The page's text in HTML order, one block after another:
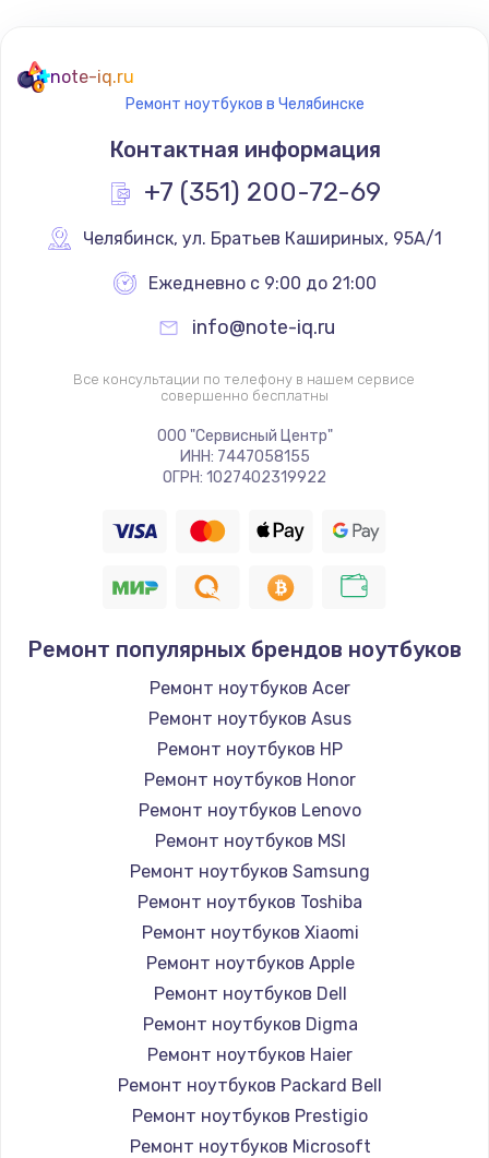
note-iq.ru
Ремонт ноутбуков в Челябинске
Контактная информация
+7 (351) 200-72-69
Челябинск, ул. Братьев Кашириных, 95А/1
Ежедневно с 9:00 до 21:00
info@note-iq.ru
Все консультации по телефону в нашем сервисе
совершенно бесплатны
ООО "Сервисный Центр"
ИНН: 7447058155
ОГРН: 1027402319922
Ремонт популярных брендов ноутбуков
Ремонт ноутбуков Acer
Ремонт ноутбуков Asus
Ремонт ноутбуков HP
Ремонт ноутбуков Honor
Ремонт ноутбуков Lenovo
Ремонт ноутбуков MSI
Ремонт ноутбуков Samsung
Ремонт ноутбуков Toshiba
Ремонт ноутбуков Xiaomi
Ремонт ноутбуков Apple
Ремонт ноутбуков Dell
Ремонт ноутбуков Digma
Ремонт ноутбуков Haier
Ремонт ноутбуков Packard Bell
Ремонт ноутбуков Prestigio
Ремонт ноутбуков Microsoft